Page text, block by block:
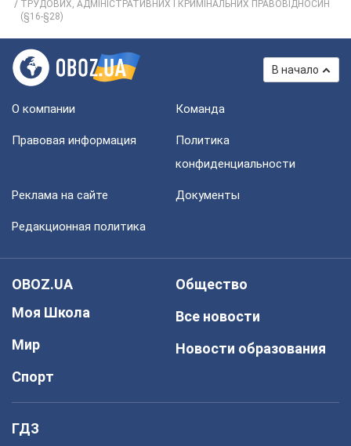
ТРУДОВИХ, АДМІНІСТРАТИВНИХ І КРИМІНАЛЬНИХ ПРАВОВІДНОСИН
(§16-§28)
В начало
О компании Команда
Правовая информация
Политика
конфиденциальности
Реклама на сайте Документы
Редакционная политика
OBOZ.UA
Моя Школа
Мир
Спорт
Общество
Все новости
Новости образования
ГДЗ